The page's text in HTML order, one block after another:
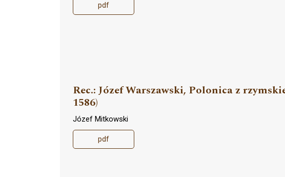
pdf
Rec.: Józef Warszawski, Polonica z
1586)
Józef Mitkowski
pdf